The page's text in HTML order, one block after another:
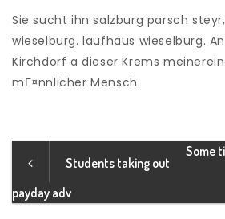
Sie sucht ihn salzburg parsch
wieselburg. laufhaus wieselburg.
Kirchdorf a dieser Krems
mГ¤nnlicher Mensch.
Students taking out
payday adv
Some